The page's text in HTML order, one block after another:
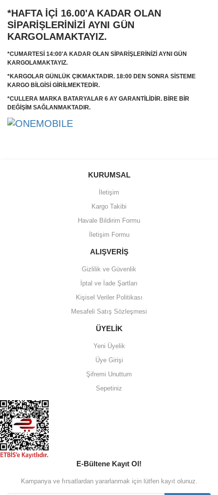
*HAFTA İÇİ 16.00'A KADAR OLAN
SİPARİŞLERİNİZİ AYNI GÜN
KARGOLAMAKTAYIZ.
*CUMARTESİ 14:00'A KADAR OLAN SİPARİŞLERİNİZİ AYNI GÜN
KARGOLAMAKTAYIZ.
*KARGOLAR GÜNLÜK ÇIKMAKTADIR. 18:00 DEN SONRA SİSTEME
KARGO BİLGİSİ GİRİLMEKTEDİR.
*CULLERA MARKA BATARYALAR 6 AY GARANTİLİDİR. BİRE BİR
DEĞİŞİM SAĞLANMAKTADIR.
Bu ürüne ilk yorumu siz yapın!
Ürün resmi kalitesiz, bozuk veya görüntülenemiyor.
Ürün açıklamasında eksik bilgiler bulunuyor.
Ürün bilgilerinde hatalar bulunuyor.
Ürün fiyatı diğer sitelerden daha pahalı.
Gönder
KURUMSAL
İletişim
Kargo Takibi
Havale Bildirim Formu
İletişim Formu
ALIŞVERİŞ
Gizlilik ve Güvenlik
İptal ve İade Şartları
Kişisel Veriler Politikası
Mesafeli Satış Sözleşmesi
ÜYELİK
Yeni Üyelik
Üye Girişi
Şifremi Unuttum
Sepetiniz
E-Bültene Kayıt Ol!
Kampanya ve fırsatlardan yararlanmak için lütfen kayıt olunuz.